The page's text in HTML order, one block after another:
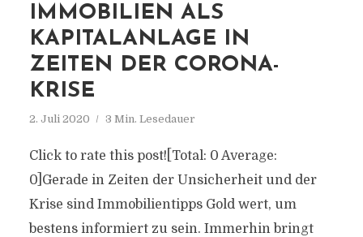
IMMOBILIEN ALS
KAPITALANLAGE IN
ZEITEN DER CORONA-
KRISE
2. Juli 2020 3 Min. Lesedauer
Click to rate this post![Total: 0 Average:
0]Gerade in Zeiten der Unsicherheit und der
Krise sind Immobilientipps Gold wert, um
bestens informiert zu sein. Immerhin bringt